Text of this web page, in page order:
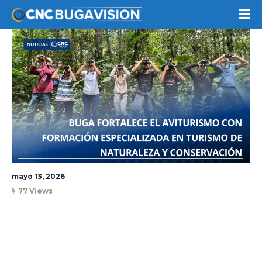
mayo 13, 2026
77 Views